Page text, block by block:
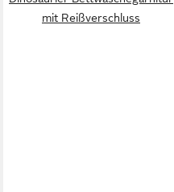
mit Reißverschluss